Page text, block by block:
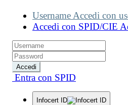
Username Accedi con
Accedi con SPID/CIE
Accedi
Entra con SPID
Infocert ID